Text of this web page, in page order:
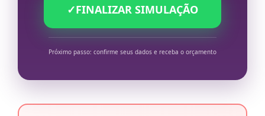
✓FINALIZAR SIMULAÇÃO
Próximo passo: confirme seus dados e receba o orçamento